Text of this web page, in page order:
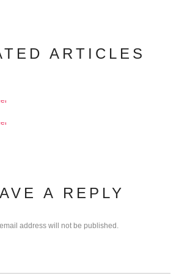
ARTICLES
A REPLY
address will not be published.